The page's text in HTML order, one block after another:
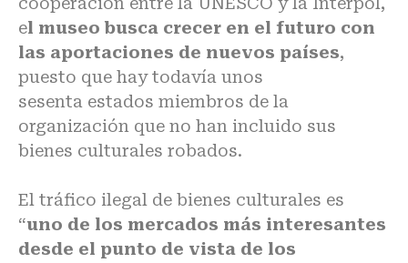
el museo busca crecer en el futuro con
las aportaciones de nuevos países,
puesto que hay todavía unos
sesenta estados miembros de la
organización que no han incluido sus
bienes culturales robados.
El tráfico ilegal de bienes culturales es
“uno de los mercados más interesantes
desde el punto de vista de los